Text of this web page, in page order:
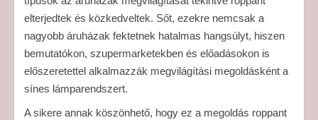
elterjedtek és közkedveltek. Sőt, ezekre nemcsak a
nagyobb áruházak fektetnek hatalmas hangsúlyt, hiszen
bemutatókon, szupermarketekben és előadásokon is
előszeretettel alkalmazzák megvilágítási megoldásként a
sínes lámparendszert.
A sikere annak köszönhető, hogy ez a megoldás roppant